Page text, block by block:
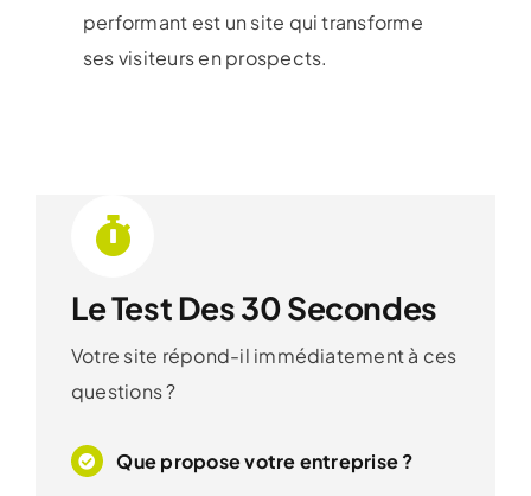
performant est un site qui transforme
ses visiteurs en prospects.
Le Test Des 30 Secondes
Votre site répond-il immédiatement à ces
questions ?
Que propose votre entreprise ?